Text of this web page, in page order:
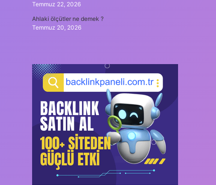
Temmuz 22, 2026
Ahlaki ölçütler ne demek ?
Temmuz 20, 2026